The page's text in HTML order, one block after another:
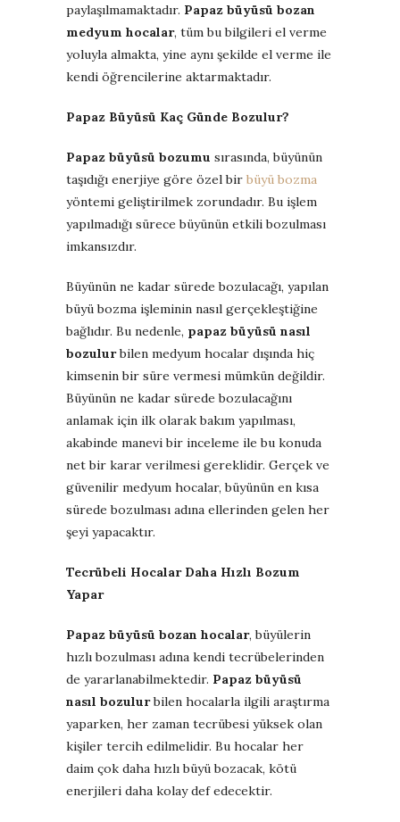
paylaşılmamaktadır. Papaz büyüsü bozan
medyum hocalar, tüm bu bilgileri el verme
yoluyla almakta, yine aynı şekilde el verme ile
kendi öğrencilerine aktarmaktadır.
Papaz Büyüsü Kaç Günde Bozulur?
Papaz büyüsü bozumu sırasında, büyünün
taşıdığı enerjiye göre özel bir büyü bozma
yöntemi geliştirilmek zorundadır. Bu işlem
yapılmadığı sürece büyünün etkili bozulması
imkansızdır.
Büyünün ne kadar sürede bozulacağı, yapılan
büyü bozma işleminin nasıl gerçekleştiğine
bağlıdır. Bu nedenle, papaz büyüsü nasıl
bozulurbilen medyum hocalar dışında hiç
kimsenin bir süre vermesi mümkün değildir.
Büyünün ne kadar sürede bozulacağını
anlamak için ilk olarak bakım yapılması,
akabinde manevi bir inceleme ile bu konuda
net bir karar verilmesi gereklidir. Gerçek ve
güvenilir medyum hocalar, büyünün en kısa
sürede bozulması adına ellerinden gelen her
şeyi yapacaktır.
Tecrübeli Hocalar Daha Hızlı Bozum
Yapar
Papaz büyüsü bozan hocalar, büyülerin
hızlı bozulması adına kendi tecrübelerinden
de yararlanabilmektedir. Papaz büyüsü
nasıl bozulurbilen hocalarla ilgili araştırma
yaparken, her zaman tecrübesi yüksek olan
kişiler tercih edilmelidir. Bu hocalar her
daim çok daha hızlı büyü bozacak, kötü
enerjileri daha kolay def edecektir.